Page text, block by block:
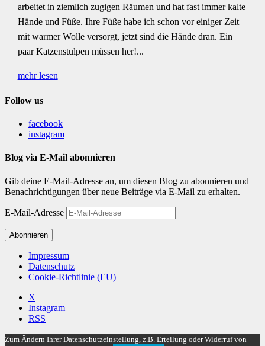
arbeitet in ziemlich zugigen Räumen und hat fast immer kalte
Hände und Füße. Ihre Füße habe ich schon vor einiger Zeit
mit warmer Wolle versorgt, jetzt sind die Hände dran. Ein
paar Katzenstulpen müssen her!...
mehr lesen
Follow us
facebook
instagram
Blog via E-Mail abonnieren
Gib deine E-Mail-Adresse an, um diesen Blog zu abonnieren und
Benachrichtigungen über neue Beiträge via E-Mail zu erhalten.
E-Mail-Adresse
Abonnieren
Impressum
Datenschutz
Cookie-Richtlinie (EU)
X
Instagram
RSS
Zum Ändern Ihrer Datenschutzeinstellung, z.B. Erteilung oder Widerruf von